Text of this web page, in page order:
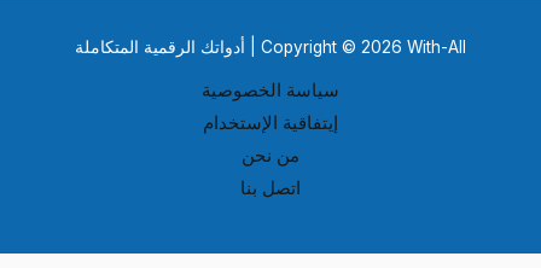
Copyright © 2026 With-All | أدواتك الرقمية المتكاملة
سياسة الخصوصية
إيتفاقية الإستخدام
من نحن
اتصل بنا